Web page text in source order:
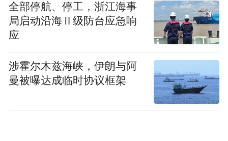
全部停航、停工，浙江海事
局启动沿海Ⅱ级防台应急响
应
涉霍尔木兹海峡，伊朗与阿
曼被曝达成临时协议框架